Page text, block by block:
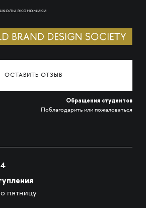
экономики
ОСТАВИТЬ ОТЗЫВ
Обращения студентов
Поблагодарить или пожаловаться
пятницу